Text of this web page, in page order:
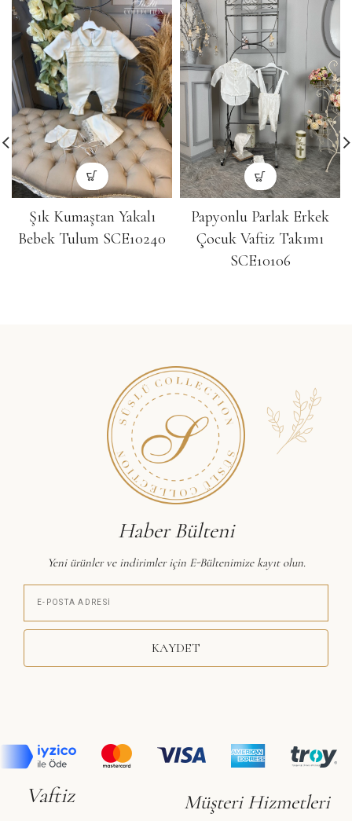
Şık Kumaştan Yakalı
Bebek Tulum SCE10240
Papyonlu Parlak Erkek
Çocuk Vaftiz Takımı
SCE10106
Haber Bülteni
Yeni ürünler ve indirimler için E-Bültenimize kayıt olun.
KAYDET
Vaftiz Müşteri Hizmetleri